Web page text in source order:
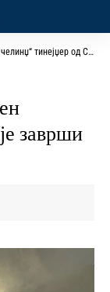
од Скопје заврши во болница
заврши